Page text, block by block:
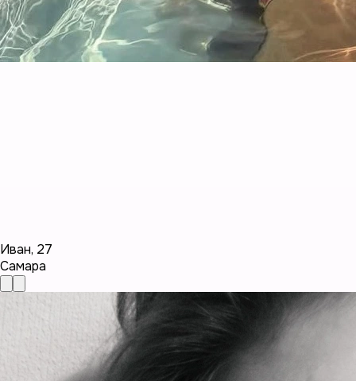
Иван, 27
Самара